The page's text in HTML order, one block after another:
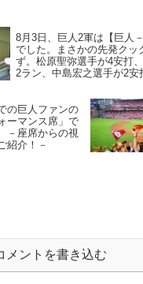
8月3日、巨人2軍は【巨人
でした。まさかの先発クッ
ず。松原聖弥選手が4安打
2ラン、中島宏之選手が2安
の巨人ファンの
ーマンス席」で
座席からの視
紹介！－
メントを書き込む